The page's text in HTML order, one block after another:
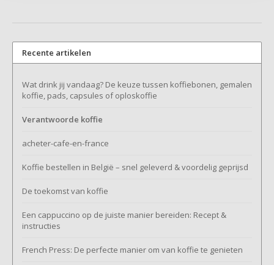
Recente artikelen
Wat drink jij vandaag? De keuze tussen koffiebonen, gemalen
koffie, pads, capsules of oploskoffie
Verantwoorde koffie
acheter-cafe-en-france
Koffie bestellen in België – snel geleverd & voordelig geprijsd
De toekomst van koffie
Een cappuccino op de juiste manier bereiden: Recept &
instructies
French Press: De perfecte manier om van koffie te genieten